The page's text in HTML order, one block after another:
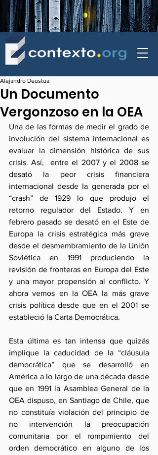
Un Documento
Vergonzoso en la OEA
Alejandro Deustua
Una de las formas de medir el grado de
involución del sistema internacional es
evaluar la dimensión histórica de sus
crisis. Así,  entre el 2007 y el 2008 se
desató la peor crisis financiera
internacional desde la generada por el
“crash” de 1929 lo que produjo el
retorno regulador del Estado. Y en
febrero pasado se desató en el Este de
Europa la crisis estratégica más grave
desde el desmembramiento de la Unión
Soviética en 1991 produciendo la
revisión de fronteras en Europa del Este
y una mayor propensión al conflicto. Y
ahora vemos en la OEA la más grave
crisis política desde que en el 2001 se
estableció la Carta Democrática.
Esta última es tan intensa que quizás
implique la caducidad de la “cláusula
democrática” que se desarrolló en
América a lo largo de una década desde
que en 1991 la Asamblea General de la
OEA dispuso, en Santiago de Chile, que
no constituía violación del principio de
no intervención la preocupación
comunitaria por el rompimiento del
orden democrático en alguno de los